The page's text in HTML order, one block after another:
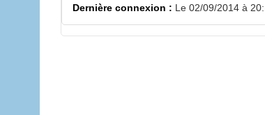
Dernière connexion : Le 02/09/2014 à